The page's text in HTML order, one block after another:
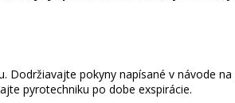
pokyny napísané v návode
pyrotechniku po dobe exspirácie.